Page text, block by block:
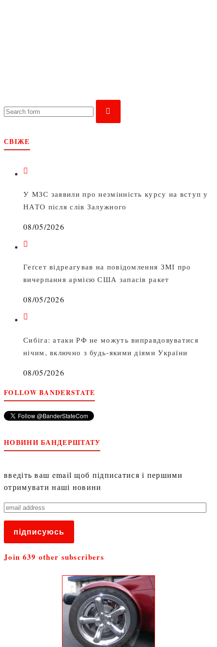
СВІЖЕ
У МЗС заявили про незмінність курсу на вступ у
НАТО після слів Залужного
08/05/2026
Геґсет відреагував на повідомлення ЗМІ про
вичерпання армією США запасів ракет
08/05/2026
Сибіга: атаки РФ не можуть виправдовуватися
нічим, включно з будь-якими діями України
08/05/2026
FOLLOW BANDERSTATE
НОВИНИ БАНДЕРШТАТУ
введіть ваш email щоб підписатися і першими
отримувати наші новини
email
address
підписуюсь
Join 639 other subscribers